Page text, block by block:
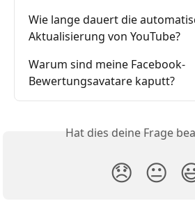
Wie lange dauert die
Aktualisierung von YouTube?
Warum sind meine Facebook-
Bewertungsavatare kaputt?
Hat dies deine Frage
😞 😐